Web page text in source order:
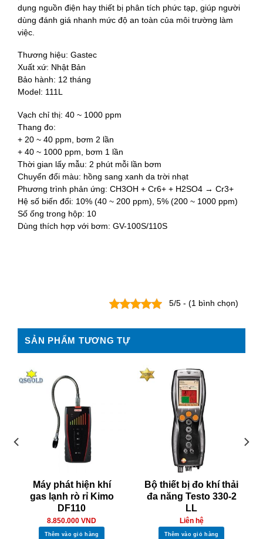
dụng nguồn điện hay thiết bị phân tích phức tạp, giúp người
dùng đánh giá nhanh mức độ an toàn của môi trường làm
việc.
Thương hiệu: Gastec
Xuất xứ: Nhật Bản
Bảo hành: 12 tháng
Model: 111L
Vạch chỉ thị: 40 ~ 1000 ppm
Thang đo:
+ 20 ~ 40 ppm, bơm 2 lần
+ 40 ~ 1000 ppm, bơm 1 lần
Thời gian lấy mẫu: 2 phút mỗi lần bơm
Chuyển đổi màu: hồng sang xanh da trời nhạt
Phương trình phản ứng: CH3OH + Cr6+ + H2SO4 → Cr3+
Hệ số biến đổi: 10% (40 ~ 200 ppm), 5% (200 ~ 1000 ppm)
Số ống trong hộp: 10
Dùng thích hợp với bơm: GV-100S/110S
5/5 - (1 bình chọn)
SẢN PHẨM TƯƠNG TỰ
Máy phát hiện khí
gas lạnh rò rỉ Kimo
DF110
8.850.000 VND
Thêm vào giỏ hàng
Bộ thiết bị đo khí thải
đa năng Testo 330-2
LL
Liên hệ
Thêm vào giỏ hàng